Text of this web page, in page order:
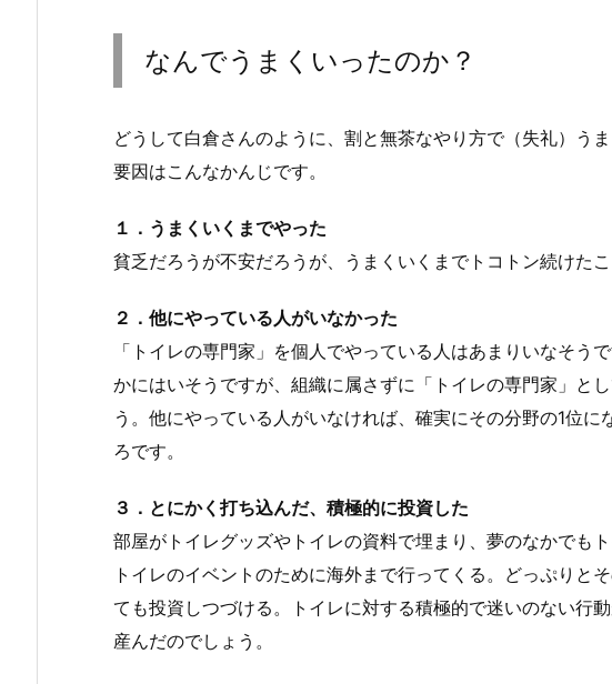
なんでうまくいったのか？
どうして白倉さんのように、割と無茶なやり方で（失礼）う
要因はこんなかんじです。
１．うまくいくまでやった
貧乏だろうが不安だろうが、うまくいくまでトコトン続けたこ
２．他にやっている人がいなかった
「トイレの専門家」を個人でやっている人はあまりいなそう
かにはいそうですが、組織に属さずに「トイレの専門家」と
う。他にやっている人がいなければ、確実にその分野の1位に
ろです。
３．とにかく打ち込んだ、積極的に投資した
部屋がトイレグッズやトイレの資料で埋まり、夢のなかでも
トイレのイベントのために海外まで行ってくる。どっぷりと
ても投資しつづける。トイレに対する積極的で迷いのない行
産んだのでしょう。